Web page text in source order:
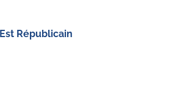
Républicain